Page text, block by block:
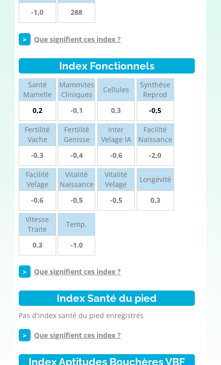
-1,0 288
> Que signifient ces index ?
Index Fonctionnels
Santé
Mamelle
0,2
Mammites
Cliniques
-0,1
Cellules
0,3
Synthèse
Reprod
-0,5
Fertilité
Vache
-0,3
Fertilité
Genisse
-0,4
Inter
Velage IA
-0,6
Facilité
Naissance
-2,0
Facilité
Velage
-0,6
Vitalité
Naissance
-0,5
Vitalité
Velage
-0,5
Longévité
0,3
Vitesse
Traite
0.3
Temp.
-1.0
> Que signifient ces index ?
Index Santé du pied
Pas d'index santé du pied enregistrés
> Que signifient ces index ?
Index Aptitudes Bouchères VBF